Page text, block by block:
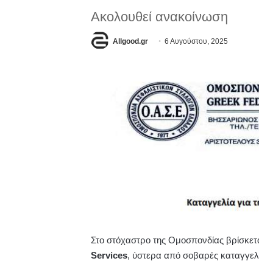
Ακολουθεί ανακοίνωση
Allgood.gr 6 Αυγούστου, 2025
Στο στόχαστρο της Ομοσπονδίας
Services, ύστερα από σοβαρές